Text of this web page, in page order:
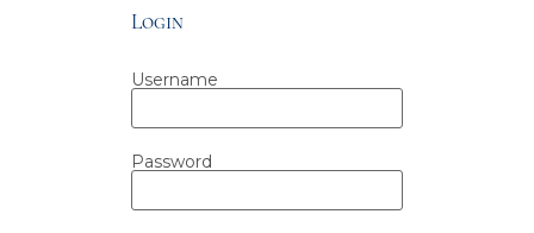
Login
Username
Password